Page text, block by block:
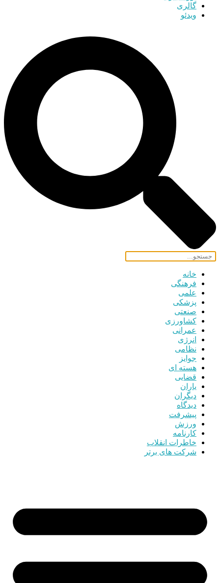
گالری
ویدئو
خانه
فرهنگی
علمی
پزشکی
صنعتی
کشاورزی
عمرانی
انرژی
نظامی
جوایز
هسته ای
قضایی
یاران
دیگران
دیدگاه
پیشرفت
ورزش
کارنامه
خاطرات انقلاب
شرکت های برتر